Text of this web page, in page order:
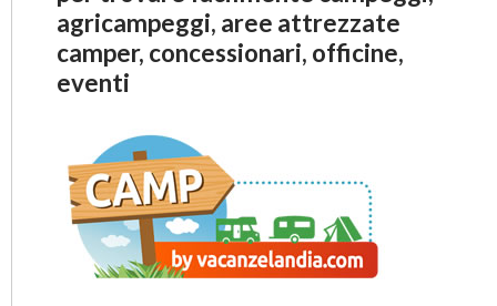
agricampeggi, aree attrezzate
camper, concessionari, officine,
eventi